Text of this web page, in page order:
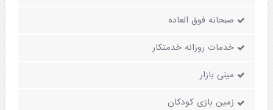
صبحانه فوق العاده
خدمات روزانه خدمتکار
مینی بازار
زمین بازی کودکان